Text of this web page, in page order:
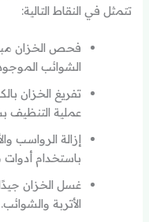
تتمثل في النقاط التالية:
فحص الخزان
الشوائب
تفريغ الخزان
عملية
إزالة الرواسب
باستخدام
غسل الخزان
الأتربة والشوائب.